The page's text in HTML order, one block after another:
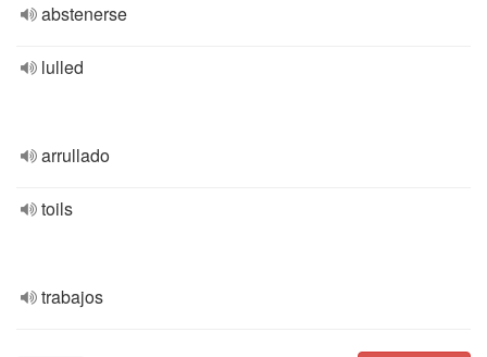
abstenerse
lulled
arrullado
toils
trabajos